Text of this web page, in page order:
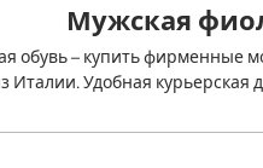
Мужская
обувь – купить фирменные
Италии. Удобная курьерская